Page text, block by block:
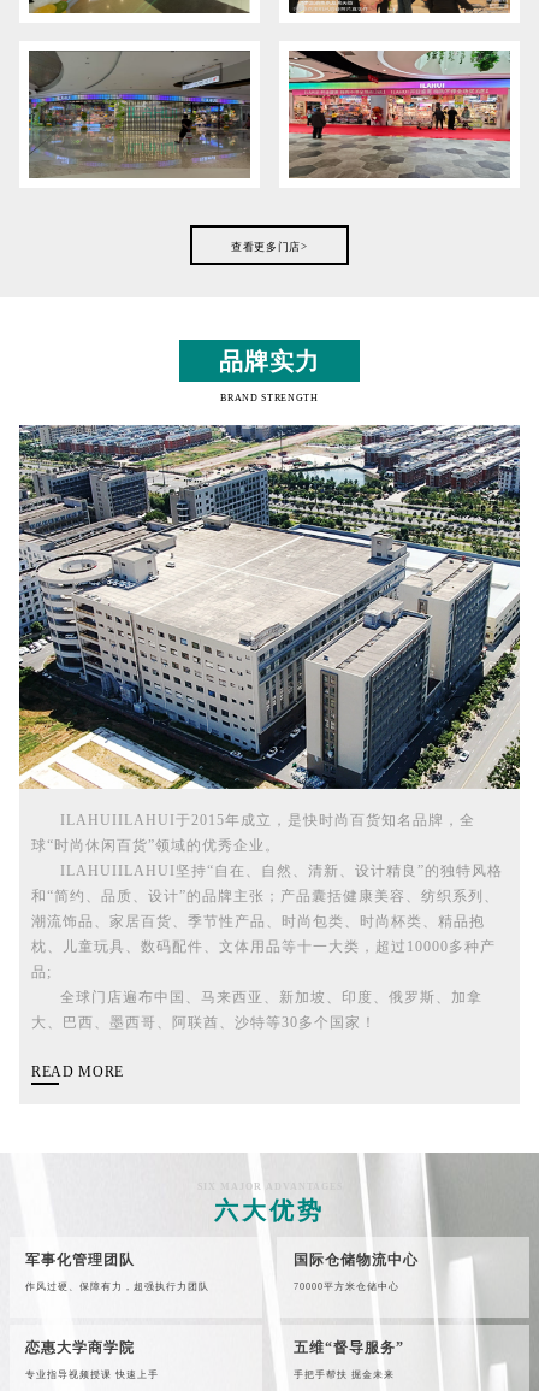
查看更多门店>
品牌实力
BRAND STRENGTH
ILAHUIILAHUI于2015年成立，是快时尚百货知名品牌，全
球“时尚休闲百货”领域的优秀企业。
ILAHUIILAHUI坚持“自在、自然、清新、设计精良”的独特风格
和“简约、品质、设计”的品牌主张；产品囊括健康美容、纺织系列、
潮流饰品、家居百货、季节性产品、时尚包类、时尚杯类、精品抱
枕、儿童玩具、数码配件、文体用品等十一大类，超过10000多种产
品;
全球门店遍布中国、马来西亚、新加坡、印度、俄罗斯、加拿
大、巴西、墨西哥、阿联酋、沙特等30多个国家！
READ MORE
SIX MAJOR ADVANTAGES
六大优势
军事化管理团队
作风过硬、保障有力，超强执行力团队
国际仓储物流中心
70000平方米仓储中心
恋惠大学商学院
专业指导视频授课 快速上手
五维“督导服务”
手把手帮扶 掘金未来